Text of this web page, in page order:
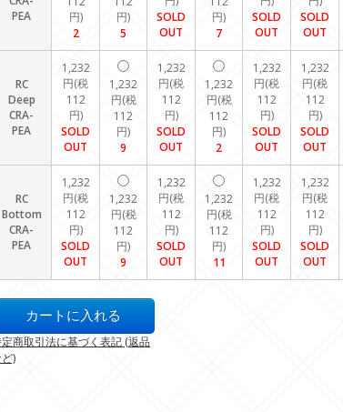
PEA
円)
2
円)
5
SOLD
OUT
円)
7
SOLD
OUT
SOLD
OUT
RC
Deep
CRA-
PEA
1,232
円(税
112
円)
SOLD
OUT
1,232
円(税
112
円)
9
1,232
円(税
112
円)
SOLD
OUT
1,232
円(税
112
円)
2
1,232
円(税
112
円)
SOLD
OUT
1,232
円(税
112
円)
SOLD
OUT
RC
Bottom
CRA-
PEA
1,232
円(税
112
円)
SOLD
OUT
1,232
円(税
112
円)
9
1,232
円(税
112
円)
SOLD
OUT
1,232
円(税
112
円)
11
1,232
円(税
112
円)
SOLD
OUT
1,232
円(税
112
円)
SOLD
OUT
商取引法に基づく表記 (返品
)